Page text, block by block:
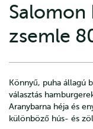
Salomon
zsemle
Könnyű, puha állagú
választás
Aranybarna héja és
különböző hús- és